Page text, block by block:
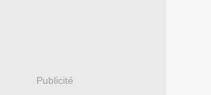
Publicité